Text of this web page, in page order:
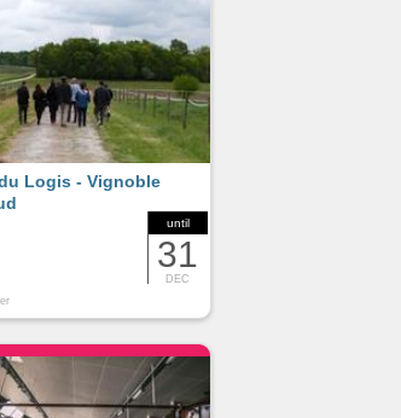
until
31
DEC
Logis - Vignoble